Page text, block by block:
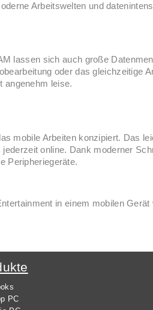
Arbeitswelten und
lassen sich auch große
oder das gleichzeitige
angenehm leise.
mobile Arbeiten konzipiert. Das
online. Dank moderner
Peripheriegeräte.
in einem mobilen
PC